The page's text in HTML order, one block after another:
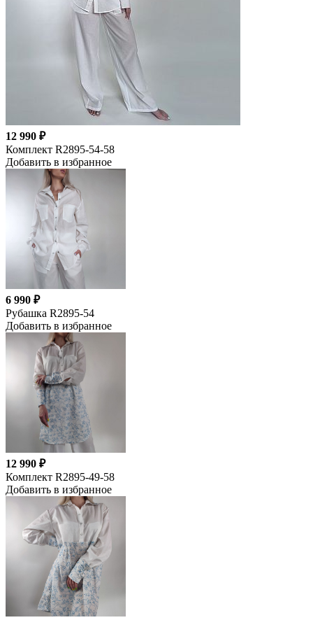
12 990 ₽
Комплект R2895-54-58
Добавить в избранное
6 990 ₽
Рубашка R2895-54
Добавить в избранное
12 990 ₽
Комплект R2895-49-58
Добавить в избранное